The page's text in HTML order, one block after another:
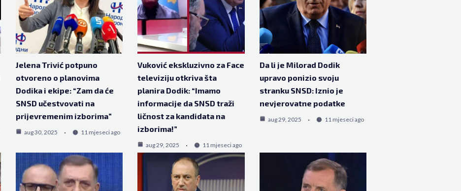
Jelena Trivić potpuno
otvoreno o planovima
Dodika i ekipe: “Zam da će
SNSD učestvovati na
prijevremenim izborima”
aug 30, 2025 11 mjeseci ago
Vuković ekskluzivno za Face
televiziju otkriva šta
planira Dodik: “Imamo
informacije da SNSD traži
ličnost za kandidata na
izborima!”
aug 29, 2025 11 mjeseci ago
Da li je Milorad Dodik
upravo ponizio svoju
stranku SNSD: Iznio je
nevjerovatne podatke
aug 29, 2025 11 mjeseci ago